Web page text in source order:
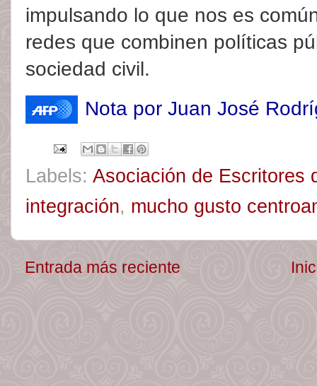
impulsando lo que nos es
redes que combinen políticas
sociedad civil.
Nota por Juan José
Labels: Asociación de Escritores
integración, mucho gusto
Entrada más reciente